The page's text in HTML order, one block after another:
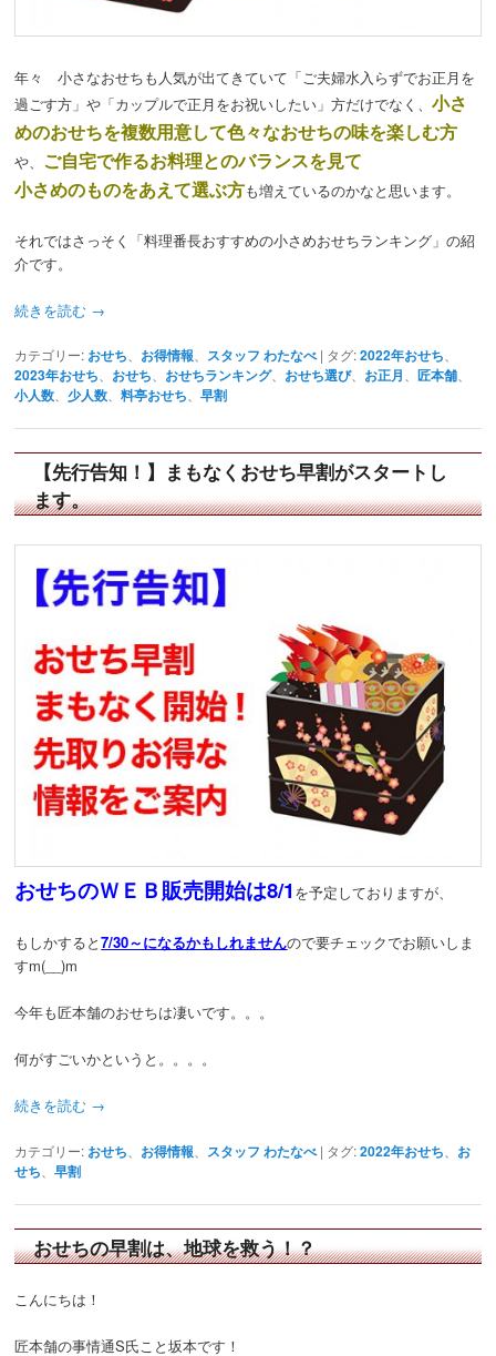
年々 小さなおせちも人気が出てきていて「ご夫婦水入らずでお正月を
過ごす方」や「カップルで正月をお祝いしたい」方だけでなく、小さ
めのおせちを複数用意して色々なおせちの味を楽しむ方
や、 ご自宅で作るお料理とのバランスを見て
小さめのものをあえて選ぶ方も増えているのかなと思います。
それではさっそく「料理番長おすすめの小さめおせちランキング」の紹
介です。
続きを読む →
カテゴリー: おせち お得情報 スタッフ わたなべ | タグ: 2022年おせち
2023年おせち おせち おせちランキング、 おせち選び、 お正月 、匠本舗
小人数 、少人数 、料亭おせち 、早割
【先行告知！】まもなくおせち早割がスタートし
ます。
おせちのＷＥＢ販売開始は8/1 を予定しておりますが、
もしかすると7/30～になるかもしれませんので要チェックでお願いしま
すm(__)m
今年も匠本舗のおせちは凄いです。。。
何がすごいかというと。。。。
続きを読む →
カテゴリー: おせち お得情報 スタッフ わたなべ | タグ: 2022年おせち
お
せち 、早割
おせちの早割は、地球を救う！？
こんにちは！
匠本舗の事情通S氏こと坂本です！